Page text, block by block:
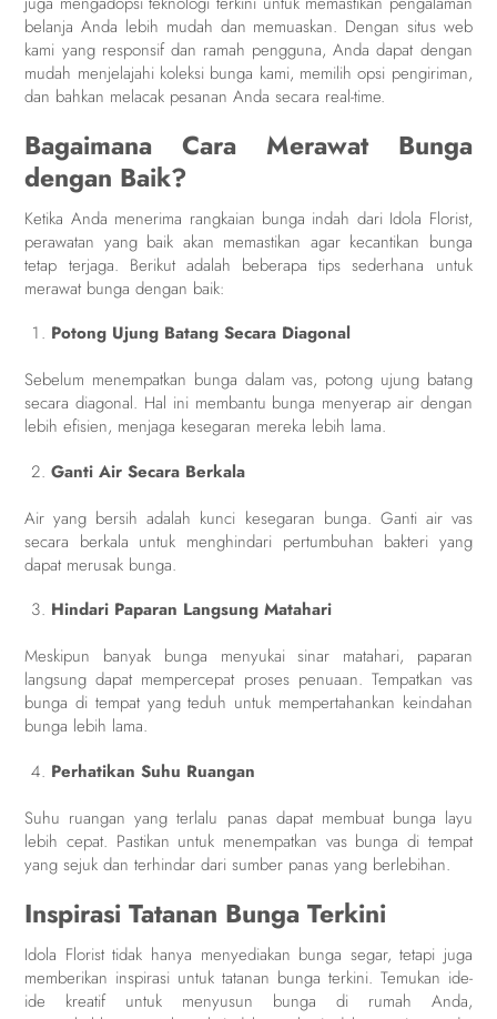
belanja Anda lebih mudah dan memuaskan. Dengan situs web
kami yang responsif dan ramah pengguna, Anda dapat dengan
mudah menjelajahi koleksi bunga kami, memilih opsi pengiriman,
dan bahkan melacak pesanan Anda secara real-time.
Bagaimana Cara Merawat Bunga
dengan Baik?
Ketika Anda menerima rangkaian bunga indah dari Idola Florist,
perawatan yang baik akan memastikan agar kecantikan bunga
tetap terjaga. Berikut adalah beberapa tips sederhana untuk
merawat bunga dengan baik:
Potong Ujung Batang Secara Diagonal
Sebelum menempatkan bunga dalam vas, potong ujung batang
secara diagonal. Hal ini membantu bunga menyerap air dengan
lebih efisien, menjaga kesegaran mereka lebih lama.
Ganti Air Secara Berkala
Air yang bersih adalah kunci kesegaran bunga. Ganti air vas
secara berkala untuk menghindari pertumbuhan bakteri yang
dapat merusak bunga.
Hindari Paparan Langsung Matahari
Meskipun banyak bunga menyukai sinar matahari, paparan
langsung dapat mempercepat proses penuaan. Tempatkan vas
bunga di tempat yang teduh untuk mempertahankan keindahan
bunga lebih lama.
Perhatikan Suhu Ruangan
Suhu ruangan yang terlalu panas dapat membuat bunga layu
lebih cepat. Pastikan untuk menempatkan vas bunga di tempat
yang sejuk dan terhindar dari sumber panas yang berlebihan.
Inspirasi Tatanan Bunga Terkini
Idola Florist tidak hanya menyediakan bunga segar, tetapi juga
memberikan inspirasi untuk tatanan bunga terkini. Temukan ide-
ide kreatif untuk menyusun bunga di rumah Anda,